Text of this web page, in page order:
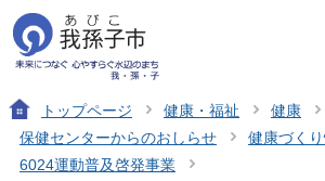
トップページ 健康・福祉
健康
保健センターからのおしらせ
健康づく
6024運動普及啓発事業